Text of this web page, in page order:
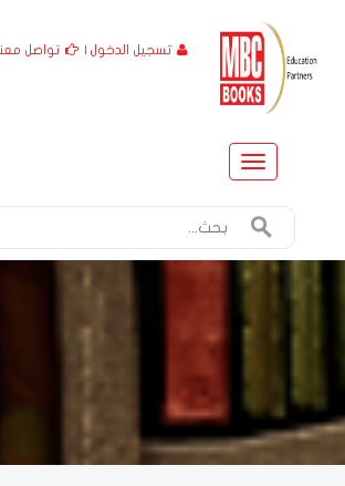
| تواصل معنا تسجيل الدخول
Toggle
navigation